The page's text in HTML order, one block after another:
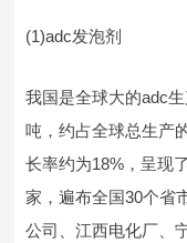
(1)adc发泡剂
我国是全球大的adc
吨，约占全球总生产
长率约为18%，呈现
家，遍布全国30个省
公司、江西电化厂、